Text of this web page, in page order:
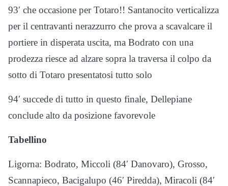
93′ che occasione per Totaro!! Santanocito verticalizza
per il centravanti nerazzurro che prova a scavalcare il
portiere in disperata uscita, ma Bodrato con una
prodezza riesce ad alzare sopra la traversa il colpo da
sotto di Totaro presentatosi tutto solo
94′ succede di tutto in questo finale, Dellepiane
conclude alto da posizione favorevole
Tabellino
Ligorna: Bodrato, Miccoli (84′ Danovaro), Grosso,
Scannapieco, Bacigalupo (46′ Piredda), Miracoli (84′